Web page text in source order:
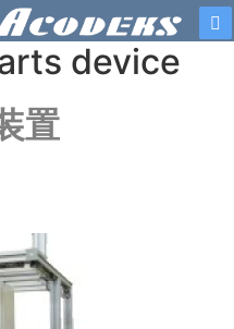
device
置